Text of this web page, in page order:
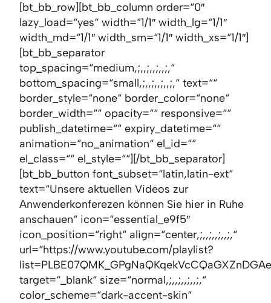
[bt_bb_row][bt_bb_column order=“0″
lazy_load=“yes“ width=“1/1″ width_lg=“1/1″
width_md=“1/1″ width_sm=“1/1″ width_xs=“1/1″]
[bt_bb_separator
top_spacing=“medium,;,,;,,;,,;,“
bottom_spacing=“small,;,,;,,;,,;,“ text=““
border_style=“none“ border_color=“none“
border_width=““ opacity=““ responsive=““
publish_datetime=““ expiry_datetime=““
animation=“no_animation“ el_id=““
el_class=““ el_style=““][/bt_bb_separator]
[bt_bb_button font_subset=“latin,latin-ext“
text=“Unsere aktuellen Videos zur
Anwenderkonferezen können Sie hier in Ruhe
anschauen“ icon=“essential_e9f5″
icon_position=“right“ align=“center,;,,;,,;,,;,“
url=“https://www.youtube.com/playlist?
target=“_blank“ size=“normal,;,,;,,;,,;,“
color_scheme=“dark-accent-skin“